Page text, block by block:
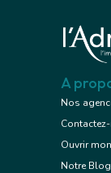
A
Nos
Ouvrir
Notre Blog